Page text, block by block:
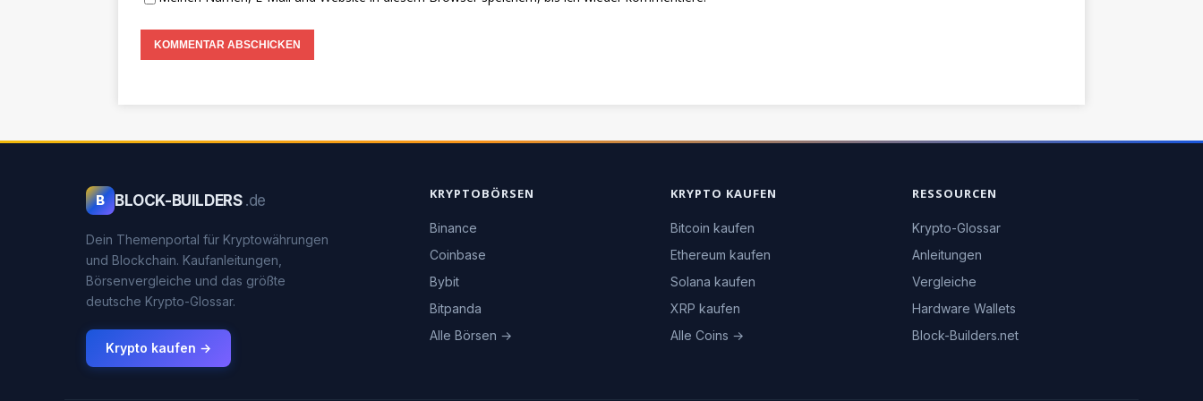
B BLOCK-BUILDERS .de
Dein Themenportal für Kryptowährungen
und Blockchain. Kaufanleitungen,
Börsenvergleiche und das größte
deutsche Krypto-Glossar.
Krypto kaufen →
KRYPTOBÖRSEN
Binance
Coinbase
Bybit
Bitpanda
Alle Börsen →
KRYPTO KAUFEN
Bitcoin kaufen
Ethereum kaufen
Solana kaufen
XRP kaufen
Alle Coins →
RESSOURCEN
Krypto-Glossar
Anleitungen
Vergleiche
Hardware Wallets
Block-Builders.net